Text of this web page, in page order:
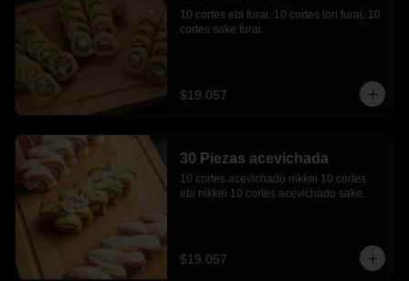
10 cortes ebi furai, 10 cortes tori furai, 10
cortes sake furai.
$19.057
30 Piezas acevichada
10 cortes acevichado nikkei 10 cortes
ebi nikkei 10 cortes acevichado sake.
$19.057